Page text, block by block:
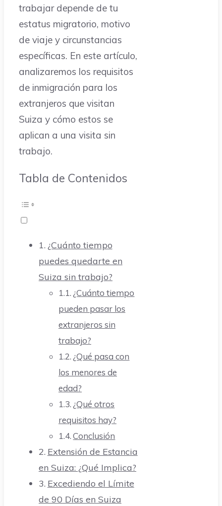
trabajar depende de tu
estatus migratorio, motivo
de viaje y circunstancias
específicas. En este artículo,
analizaremos los requisitos
de inmigración para los
extranjeros que visitan
Suiza y cómo estos se
aplican a una visita sin
trabajo.
Tabla de Contenidos
¿Cuánto tiempo
puedes quedarte en
Suiza sin trabajo?
¿Cuánto tiempo
pueden pasar los
extranjeros sin
trabajo?
¿Qué pasa con
los menores de
edad?
¿Qué otros
requisitos hay?
Conclusión
Extensión de Estancia
en Suiza: ¿Qué Implica?
Excediendo el Límite
de 90 Días en Suiza